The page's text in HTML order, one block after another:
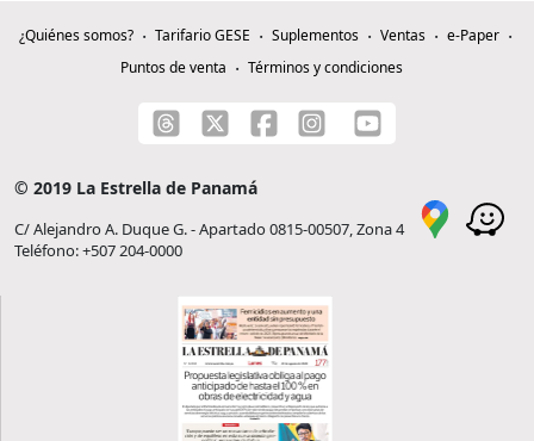
¿Quiénes somos? Tarifario GESE Suplementos Ventas
e-Paper
Puntos de venta
Términos y condiciones
© 2019 La Estrella de Panamá
C/ Alejandro A. Duque G. - Apartado 0815-00507, Zona 4
Teléfono: +507 204-0000